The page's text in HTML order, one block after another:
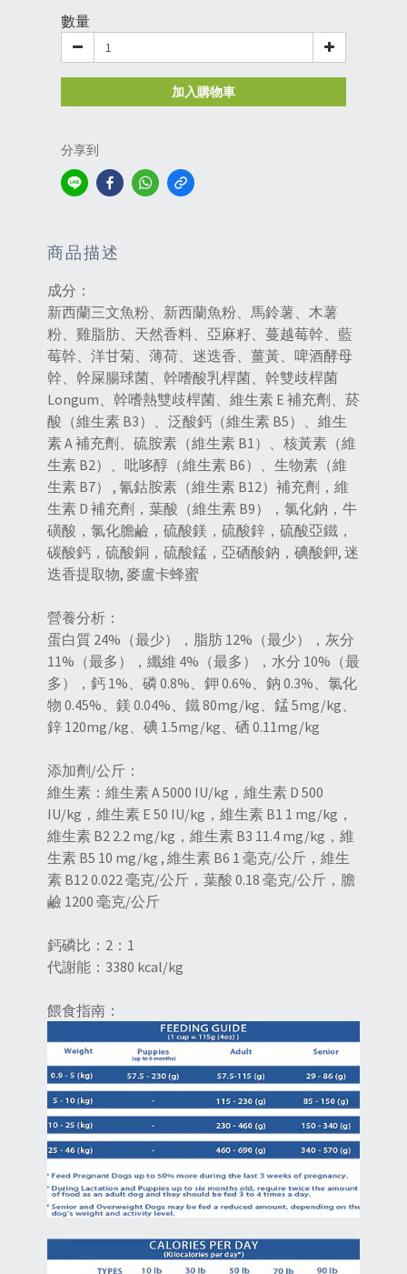
數量
加入購物車
分享到
商品描述
成分：
新西蘭三文魚粉、新西蘭魚粉、馬鈴薯、木薯
粉、雞脂肪、天然香料、亞麻籽、蔓越莓幹、藍
莓幹、洋甘菊、薄荷、迷迭香、薑黃、啤酒酵母
幹、幹屎腸球菌、幹嗜酸乳桿菌、幹雙歧桿菌
Longum、幹嗜熱雙歧桿菌、維生素 E 補充劑、菸
酸（維生素 B3）、泛酸鈣（維生素 B5）、維生
素 A 補充劑、硫胺素（維生素 B1）、核黃素（維
生素 B2）、吡哆醇（維生素 B6）、生物素（維
生素 B7） , 氰鈷胺素（維生素 B12）補充劑，維
生素 D 補充劑，葉酸（維生素 B9），氯化鈉，牛
磺酸，氯化膽鹼，硫酸鎂，硫酸鋅，硫酸亞鐵，
碳酸鈣，硫酸銅，硫酸錳，亞硒酸鈉，碘酸鉀, 迷
迭香提取物, 麥盧卡蜂蜜
營養分析：
蛋白質 24%（最少），脂肪 12%（最少），灰分
11%（最多），纖維 4%（最多），水分 10%（最
多），鈣 1%、磷 0.8%、鉀 0.6%、鈉 0.3%、氯化
物 0.45%、鎂 0.04%、鐵 80mg/kg、錳 5mg/kg、
鋅 120mg/kg、碘 1.5mg/kg、硒 0.11mg/kg
添加劑/公斤：
維生素：維生素 A 5000 IU/kg，維生素 D 500
IU/kg，維生素 E 50 IU/kg，維生素 B1 1 mg/kg，
維生素 B2 2.2 mg/kg，維生素 B3 11.4 mg/kg，維
生素 B5 10 mg/kg , 維生素 B6 1 毫克/公斤，維生
素 B12 0.022 毫克/公斤，葉酸 0.18 毫克/公斤，膽
鹼 1200 毫克/公斤
鈣磷比：2：1
代謝能：3380 kcal/kg
餵食指南：